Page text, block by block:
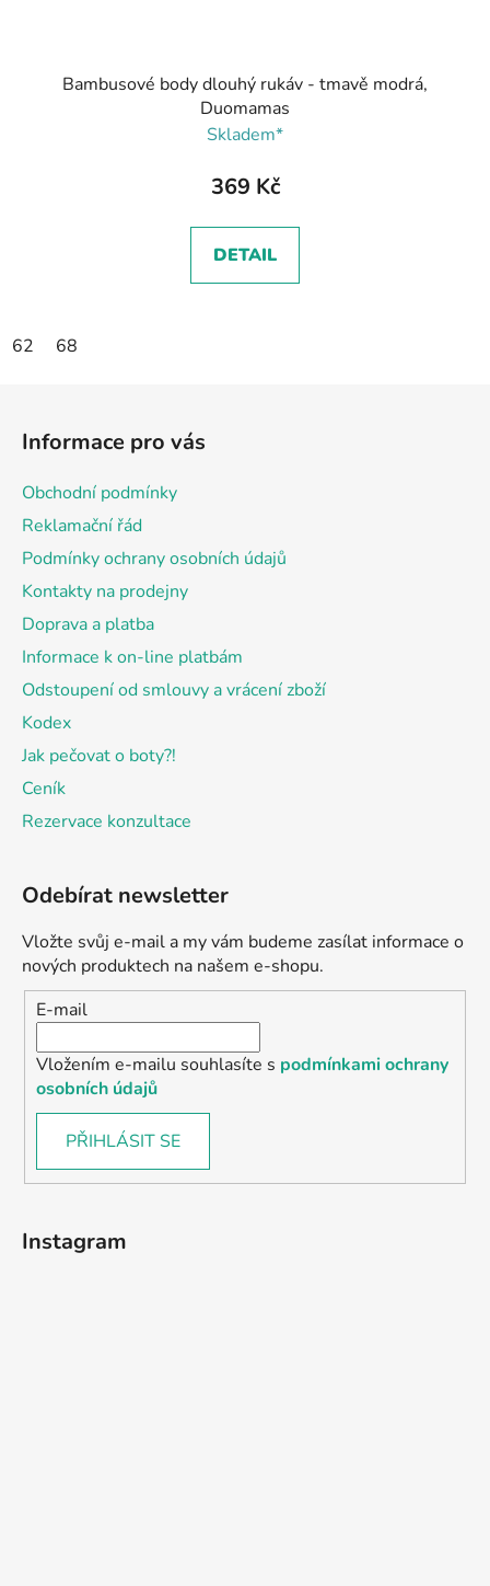
Bambusové body dlouhý rukáv - tmavě modrá,
Duomamas
Skladem*
369 Kč
DETAIL
62 68
Informace pro vás
Obchodní podmínky
Reklamační řád
Podmínky ochrany osobních údajů
Kontakty na prodejny
Doprava a platba
Informace k on-line platbám
Odstoupení od smlouvy a vrácení zboží
Kodex
Jak pečovat o boty?!
Ceník
Rezervace konzultace
Odebírat newsletter
Vložte svůj e-mail a my vám budeme zasílat informace o
nových produktech na našem e-shopu.
E-mail
Vložením e-mailu souhlasíte s podmínkami ochrany
osobních údajů
PŘIHLÁSIT SE
Instagram